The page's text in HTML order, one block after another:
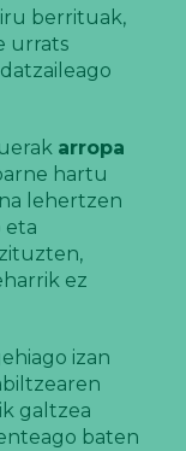
berrituak,
urrats
arropa
hartu
lehertzen
eta
ez
izan
galtzea
baten